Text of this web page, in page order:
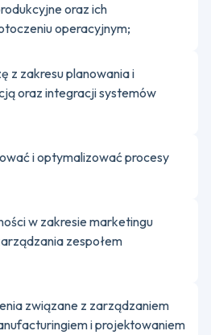
oraz ich
operacyjnym;
z zakresu planowania i
oraz integracji systemów
i optymalizować procesy
w zakresie marketingu
zespołem
związane z zarządzaniem
i projektowaniem